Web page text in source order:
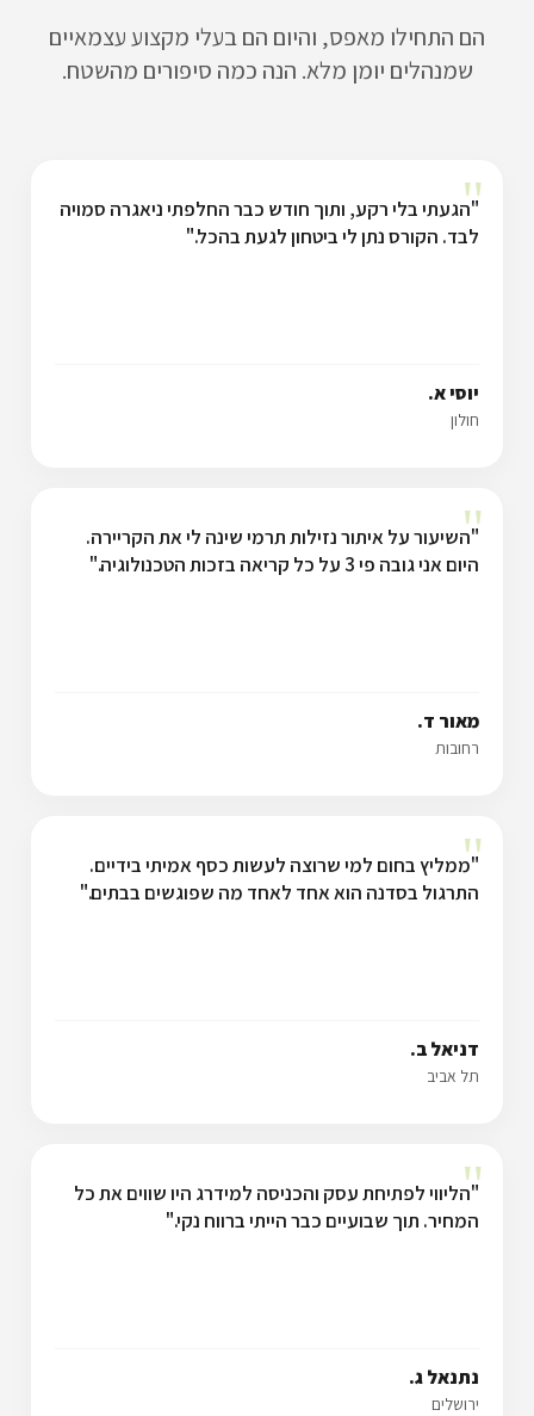
הם התחילו מאפס, והיום הם בעלי מקצוע עצמאיים
שמנהלים יומן מלא. הנה כמה סיפורים מהשטח.
"
"הגעתי בלי רקע, ותוך חודש כבר החלפתי ניאגרה סמויה
לבד. הקורס נתן לי ביטחון לגעת בהכל."
יוסי א.
חולון
"
"השיעור על איתור נזילות תרמי שינה לי את הקריירה.
היום אני גובה פי 3 על כל קריאה בזכות הטכנולוגיה."
מאור ד.
רחובות
"
"ממליץ בחום למי שרוצה לעשות כסף אמיתי בידיים.
התרגול בסדנה הוא אחד לאחד מה שפוגשים בבתים."
דניאל ב.
תל אביב
"
"הליווי לפתיחת עסק והכניסה למידרג היו שווים את כל
המחיר. תוך שבועיים כבר הייתי ברווח נקי."
נתנאל ג.
ירושלים